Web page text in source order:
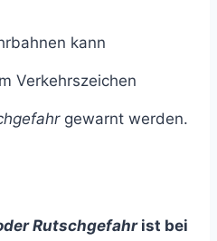
kann
Verkehrszeichen
gewarnt werden.
Rutschgefahrist bei